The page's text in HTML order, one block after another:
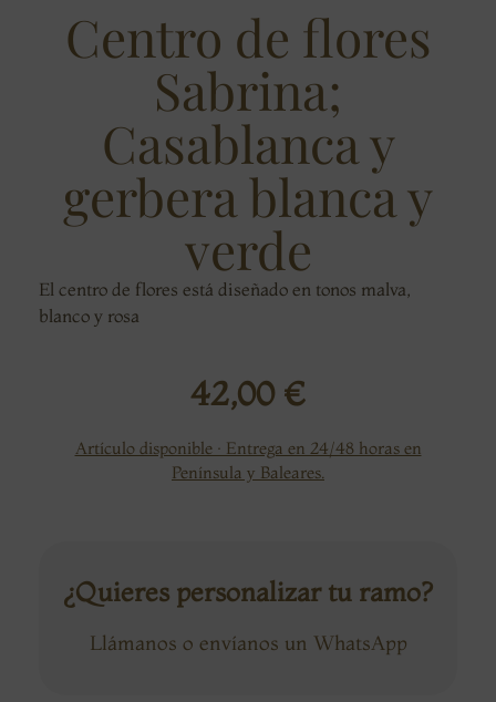
Centro de flores
Sabrina;
Casablanca y
gerbera blanca y
verde
El centro de flores está diseñado en tonos malva,
blanco y rosa
42,00 €
Artículo disponible · Entrega en 24/48 horas en
Península y Baleares.
¿Quieres personalizar tu ramo?
Llámanos o envíanos un WhatsApp